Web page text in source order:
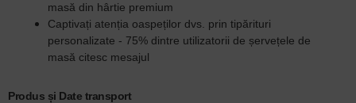
masă din hârtie premium
Captivați atenția oaspeților dvs. prin tipărituri
personalizate - 75% dintre utilizatorii de șervețele de
masă citesc mesajul
Produs și Date transport